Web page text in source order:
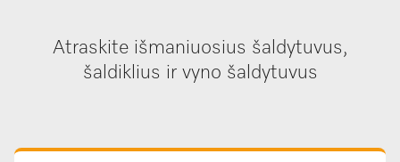
Atraskite išmaniuosius šaldytuvus,
šaldiklius ir vyno šaldytuvus